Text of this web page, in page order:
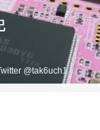
@tak6uch1